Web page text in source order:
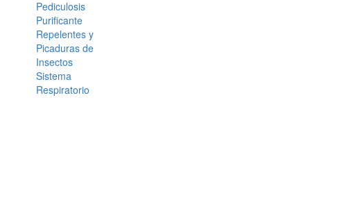
Pediculosis
Purificante
Repelentes y
Picaduras de
Insectos
Sistema
Respiratorio